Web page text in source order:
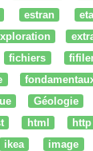
estran
fichiers
Géologie
html http
ikea image